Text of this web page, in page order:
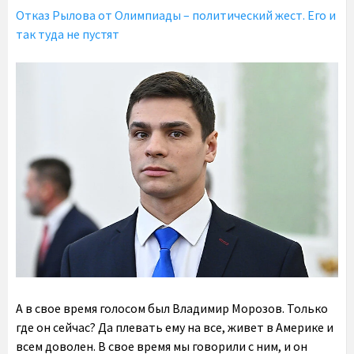
Отказ Рылова от Олимпиады – политический жест. Его и
так туда не пустят
А в свое время голосом был Владимир Морозов. Только
где он сейчас? Да плевать ему на все, живет в Америке и
всем доволен. В свое время мы говорили с ним, и он